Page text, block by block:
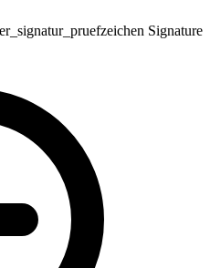
Signature